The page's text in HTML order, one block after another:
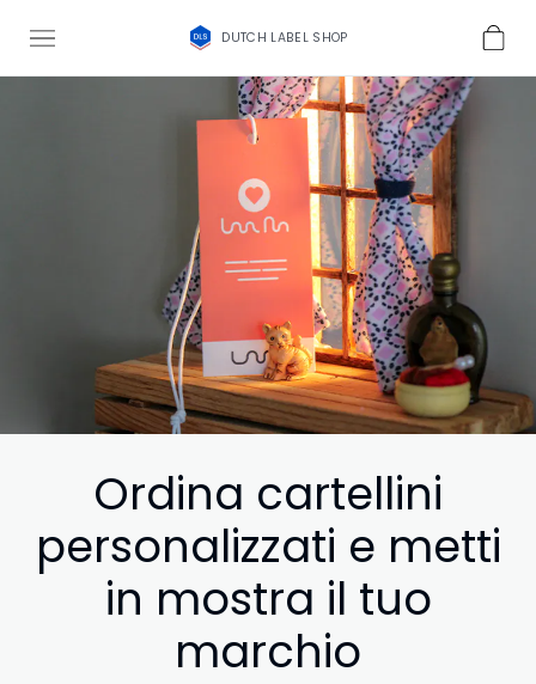
DUTCH LABEL SHOP
Ordina cartellini
personalizzati e metti
in mostra il tuo
marchio